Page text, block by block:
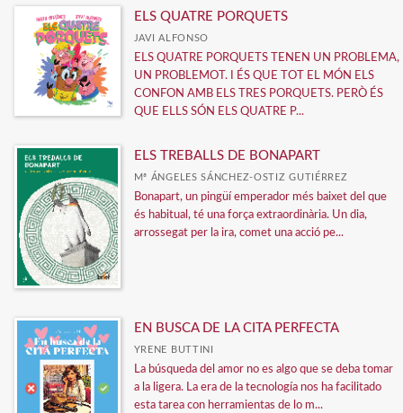
ELS QUATRE PORQUETS
JAVI ALFONSO
ELS QUATRE PORQUETS TENEN UN PROBLEMA,
UN PROBLEMOT. I ÉS QUE TOT EL MÓN ELS
CONFON AMB ELS TRES PORQUETS. PERÒ ÉS
QUE ELLS SÓN ELS QUATRE P...
ELS TREBALLS DE BONAPART
Mª ÁNGELES SÁNCHEZ-OSTIZ GUTIÉRREZ
Bonapart, un pingüí emperador més baixet del que
és habitual, té una força extraordinària. Un dia,
arrossegat per la ira, comet una acció pe...
EN BUSCA DE LA CITA PERFECTA
YRENE BUTTINI
La búsqueda del amor no es algo que se deba tomar
a la ligera. La era de la tecnología nos ha facilitado
esta tarea con herramientas de lo m...